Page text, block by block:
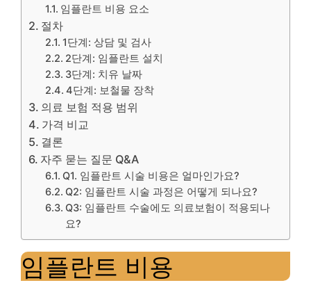
임플란트 비용 요소
절차
1단계: 상담 및 검사
2단계: 임플란트 설치
3단계: 치유 날짜
4단계: 보철물 장착
의료 보험 적용 범위
가격 비교
결론
자주 묻는 질문 Q&A
Q1. 임플란트 시술 비용은 얼마인가요?
Q2: 임플란트 시술 과정은 어떻게 되나요?
Q3: 임플란트 수술에도 의료보험이 적용되나
요?
임플란트 비용